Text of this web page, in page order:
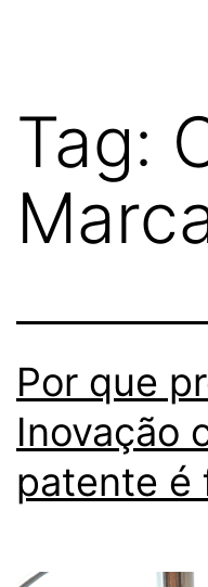
Tag:
Por que
Inovação
patente é